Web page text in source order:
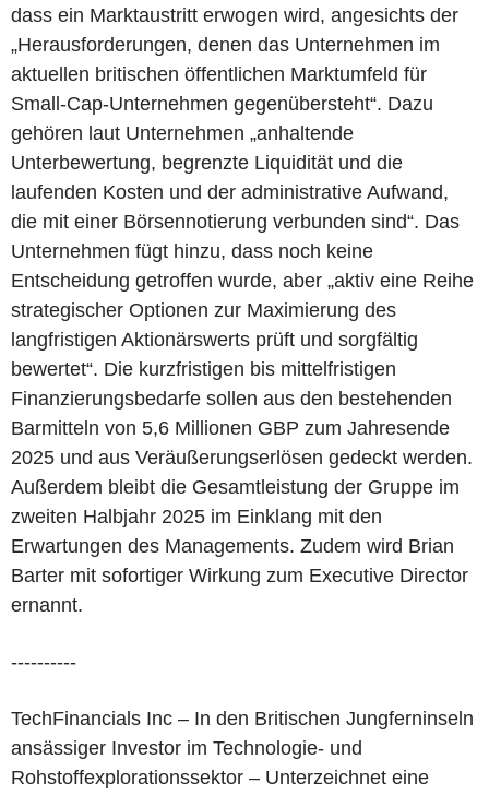
dass ein Marktaustritt erwogen wird, angesichts der
„Herausforderungen, denen das Unternehmen im
aktuellen britischen öffentlichen Marktumfeld für
Small-Cap-Unternehmen gegenübersteht“. Dazu
gehören laut Unternehmen „anhaltende
Unterbewertung, begrenzte Liquidität und die
laufenden Kosten und der administrative Aufwand,
die mit einer Börsennotierung verbunden sind“. Das
Unternehmen fügt hinzu, dass noch keine
Entscheidung getroffen wurde, aber „aktiv eine Reihe
strategischer Optionen zur Maximierung des
langfristigen Aktionärswerts prüft und sorgfältig
bewertet“. Die kurzfristigen bis mittelfristigen
Finanzierungsbedarfe sollen aus den bestehenden
Barmitteln von 5,6 Millionen GBP zum Jahresende
2025 und aus Veräußerungserlösen gedeckt werden.
Außerdem bleibt die Gesamtleistung der Gruppe im
zweiten Halbjahr 2025 im Einklang mit den
Erwartungen des Managements. Zudem wird Brian
Barter mit sofortiger Wirkung zum Executive Director
ernannt.
----------
TechFinancials Inc – In den Britischen Jungferninseln
ansässiger Investor im Technologie- und
Rohstoffexplorationssektor – Unterzeichnet eine